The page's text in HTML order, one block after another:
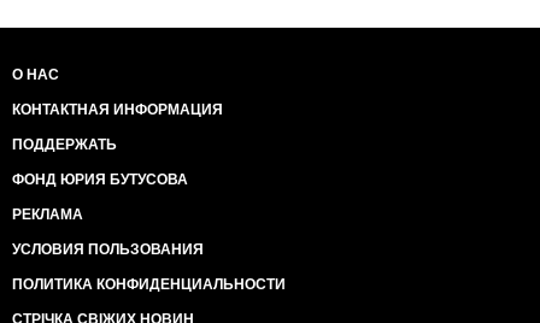
О НАС
КОНТАКТНАЯ ИНФОРМАЦИЯ
ПОДДЕРЖАТЬ
ФОНД ЮРИЯ БУТУСОВА
РЕКЛАМА
УСЛОВИЯ ПОЛЬЗОВАНИЯ
ПОЛИТИКА КОНФИДЕНЦИАЛЬНОСТИ
СТРІЧКА СВІЖИХ НОВИН